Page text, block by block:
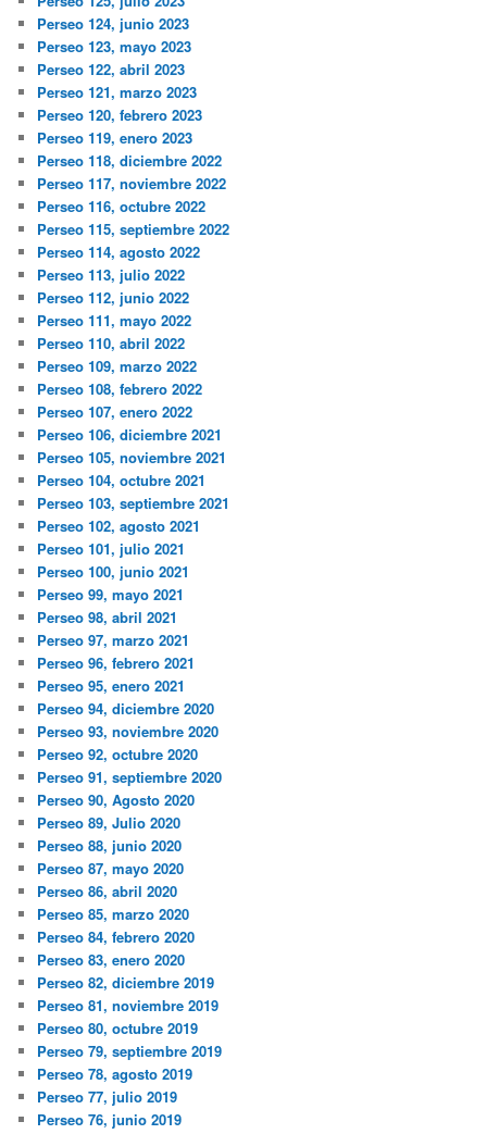
Perseo 124, junio 2023
Perseo 123, mayo 2023
Perseo 122, abril 2023
Perseo 121, marzo 2023
Perseo 120, febrero 2023
Perseo 119, enero 2023
Perseo 118, diciembre 2022
Perseo 117, noviembre 2022
Perseo 116, octubre 2022
Perseo 115, septiembre 2022
Perseo 114, agosto 2022
Perseo 113, julio 2022
Perseo 112, junio 2022
Perseo 111, mayo 2022
Perseo 110, abril 2022
Perseo 109, marzo 2022
Perseo 108, febrero 2022
Perseo 107, enero 2022
Perseo 106, diciembre 2021
Perseo 105, noviembre 2021
Perseo 104, octubre 2021
Perseo 103, septiembre 2021
Perseo 102, agosto 2021
Perseo 101, julio 2021
Perseo 100, junio 2021
Perseo 99, mayo 2021
Perseo 98, abril 2021
Perseo 97, marzo 2021
Perseo 96, febrero 2021
Perseo 95, enero 2021
Perseo 94, diciembre 2020
Perseo 93, noviembre 2020
Perseo 92, octubre 2020
Perseo 91, septiembre 2020
Perseo 90, Agosto 2020
Perseo 89, Julio 2020
Perseo 88, junio 2020
Perseo 87, mayo 2020
Perseo 86, abril 2020
Perseo 85, marzo 2020
Perseo 84, febrero 2020
Perseo 83, enero 2020
Perseo 82, diciembre 2019
Perseo 81, noviembre 2019
Perseo 80, octubre 2019
Perseo 79, septiembre 2019
Perseo 78, agosto 2019
Perseo 77, julio 2019
Perseo 76, junio 2019